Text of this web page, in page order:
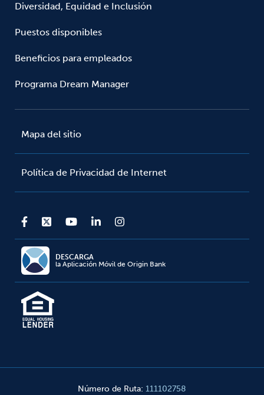
Diversidad, Equidad e Inclusión
Puestos disponibles
Beneficios para empleados
Programa Dream Manager
Mapa del sitio
Política de Privacidad de Internet
DESCARGA
la Aplicación Móvil de Origin Bank
Número de Ruta: 111102758